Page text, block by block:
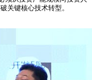
关键核心技术转型。